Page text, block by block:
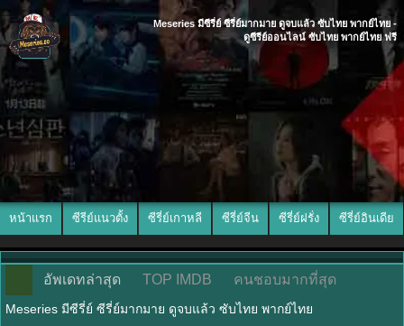
Meseries มีซีรี่ย์ ซีรี่ย์มากมาย ดูจบแล้ว ซับไทย พากย์ไทย -
ดูซีรีย์ออนไลน์ ซับไทย พากย์ไทย ฟรี
หน้าแรก ซีรีย์แนวตั้ง ซีรี่ย์เกาหลี ซีรี่ย์จีน ซีรี่ย์ฝรั่ง ซีรี่ย์อินเดีย
อัพเดทล่าสุด TOP IMDB คนชอบมากที่สุด
Meseries มีซีรี่ย์ ซีรี่ย์มากมาย ดูจบแล้ว ซับไทย พากย์ไทย